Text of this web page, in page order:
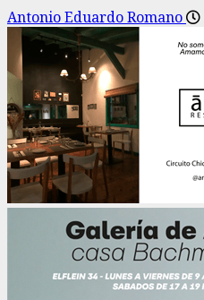
Antonio Eduardo Romano